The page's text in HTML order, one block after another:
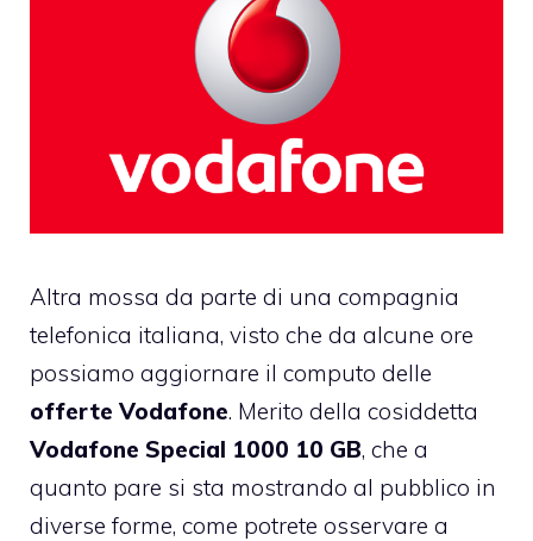
Altra mossa da parte di una compagnia
telefonica italiana, visto che da alcune ore
possiamo aggiornare il computo delle
offerte Vodafone. Merito della cosiddetta
Vodafone Special 1000 10 GB, che a
quanto pare si sta mostrando al pubblico in
diverse forme, come potrete osservare a